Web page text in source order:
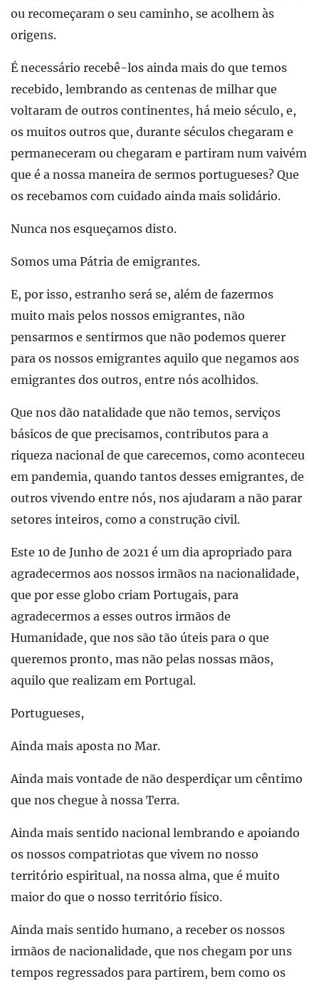
ou recomeçaram o seu caminho, se acolhem às
origens.
É necessário recebê-los ainda mais do que temos
recebido, lembrando as centenas de milhar que
voltaram de outros continentes, há meio século, e,
os muitos outros que, durante séculos chegaram e
permaneceram ou chegaram e partiram num vaivém
que é a nossa maneira de sermos portugueses? Que
os recebamos com cuidado ainda mais solidário.
Nunca nos esqueçamos disto.
Somos uma Pátria de emigrantes.
E, por isso, estranho será se, além de fazermos
muito mais pelos nossos emigrantes, não
pensarmos e sentirmos que não podemos querer
para os nossos emigrantes aquilo que negamos aos
emigrantes dos outros, entre nós acolhidos.
Que nos dão natalidade que não temos, serviços
básicos de que precisamos, contributos para a
riqueza nacional de que carecemos, como aconteceu
em pandemia, quando tantos desses emigrantes, de
outros vivendo entre nós, nos ajudaram a não parar
setores inteiros, como a construção civil.
Este 10 de Junho de 2021 é um dia apropriado para
agradecermos aos nossos irmãos na nacionalidade,
que por esse globo criam Portugais, para
agradecermos a esses outros irmãos de
Humanidade, que nos são tão úteis para o que
queremos pronto, mas não pelas nossas mãos,
aquilo que realizam em Portugal.
Portugueses,
Ainda mais aposta no Mar.
Ainda mais vontade de não desperdiçar um cêntimo
que nos chegue à nossa Terra.
Ainda mais sentido nacional lembrando e apoiando
os nossos compatriotas que vivem no nosso
território espiritual, na nossa alma, que é muito
maior do que o nosso território físico.
Ainda mais sentido humano, a receber os nossos
irmãos de nacionalidade, que nos chegam por uns
tempos regressados para partirem, bem como os